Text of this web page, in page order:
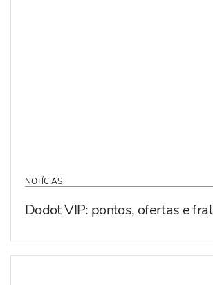
NOTÍCIAS
Dodot VIP: pontos, ofertas e